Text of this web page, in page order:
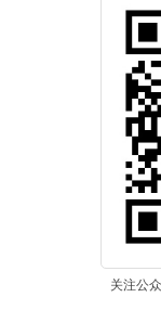
关注公